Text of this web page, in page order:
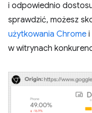
i odpowiednio
sprawdzić, możesz
użytkowania Chrome i
w witrynach